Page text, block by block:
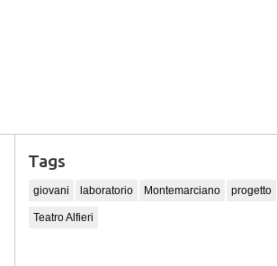
Tags
giovani laboratorio Montemarciano progetto
Teatro Alfieri